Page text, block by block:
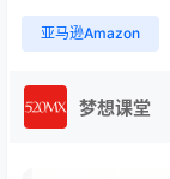
亚马逊Amazon
梦想课堂